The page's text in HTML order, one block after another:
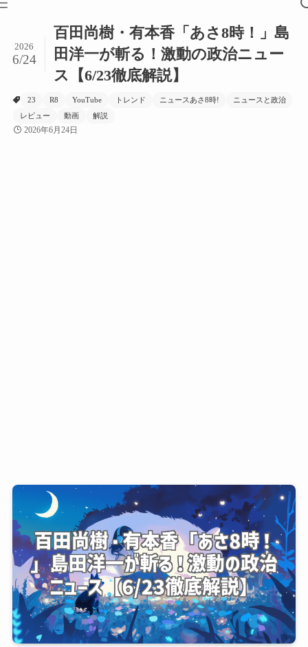
百田尚樹・有本香「あさ8時！」島
田洋一が斬る！激動の政治ニュー
ス【6/23徹底解説】
2026
6/24
23 R8 YouTube トレンド ニュースあさ8時!
ニュースと政治
レビュー
動画 解説
2026年6月24日